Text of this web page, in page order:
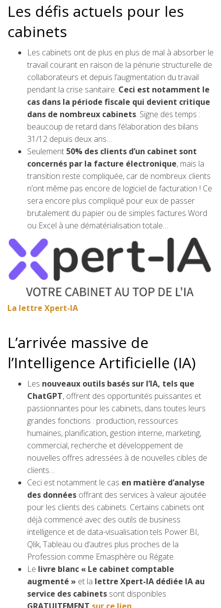
Les défis actuels pour les
cabinets
Les cabinets ont de plus en plus de mal à absorber le
travail courant en raison de la pénurie structurelle de
collaborateurs et depuis l’augmentation du travail
pendant la crise sanitaire. Ceci est notamment le
cas dans la période fiscale qui devient critique
dans de nombreux cabinets. Signe des temps :
beaucoup de retard dans l’élaboration des bilans
31/12 depuis deux ans…
Seulement 50% des clients d’un cabinet sont
concernés par la facture électronique, mais la
transition reste compliquée, car de nombreux clients
n’ont même pas encore de logiciel de facturation ! Ce
sera encore plus compliqué pour eux de passer
brutalement du papier ou de simples factures Word
ou Excel à une dématérialisation totale…
La lettre Xpert-IA
L’arrivée massive de
l’Intelligence Artificielle (IA)
Les nouveaux outils basés sur l’IA, tels que
ChatGPT, offrent des opportunités puissantes et
passionnantes pour les cabinets, dans toutes leurs
grandes fonctions : production, ressources
humaines, planification, gestion interne, marketing,
commercial, recherche et développement de
nouvelles offres adressées à de nouvelles cibles de
clients…
Ceci est notamment le cas en matière d’analyse
des données offrant des services à valeur ajoutée
pour les clients des cabinets. Certains cabinets ont
déjà commencé avec des outils de business
intelligence et de data-visualisation tels Power BI,
Qlik, Tableau ou d’autres plus proches de la
Profession comme Emasphère ou Régate.
Le livre blanc « Le cabinet comptable
augmenté » et la lettre Xpert-IA dédiée IA au
service des cabinets sont disponibles
GRATUITEMENT sur ce lien